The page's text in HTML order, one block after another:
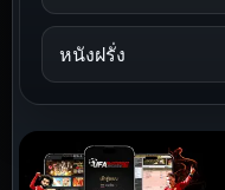
หนังฝรั่ง